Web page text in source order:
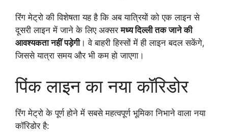
रिंग मेट्रो की विशेषता यह है कि अब यात्रियों को एक लाइन से
दूसरी लाइन में जाने के लिए अक्सरमध्य दिल्ली तक जाने की
आवश्यकता नहीं पड़ेगी। वे बाहरी हिस्सों में ही लाइन बदल सकेंगे,
जिससे यात्रा समय और भी कम हो जाएगा।
पिंक लाइन का नया कॉरिडोर
रिंग मेट्रो के पूर्ण होने में सबसे महत्वपूर्ण भूमिका निभाने वाला नया
कॉरिडोर है: